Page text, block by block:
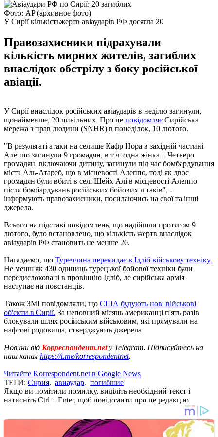
Фото: AP (архивное фото)
У Сирії кількістьжертв авіаударів РФ досягла 20
Правозахисники підрахували
кількість мирних жителів, загиблих
внаслідок обстрілу з боку російської
авіації.
У Сирії внаслідок російських авіаударів в неділю загинули,
щонайменше, 20 цивільних. Про це повідомляє Сирійська
мережа з прав людини (SNHR) в понеділок, 10 лютого.
"В результаті атаки на селище Кафр Нора в західній частині
Алеппо загинули 9 громадян, в т.ч. одна жінка... Четверо
громадян, включаючи дитину, загинули під час бомбардування
міста Аль-Атареб, що в місцевості Алеппо, тоді як двоє
громадян були вбиті в селі Шейх Алі в місцевості Алеппо
після бомбардувань російських бойових літаків", -
інформують правозахисники, посилаючись на свої та інші
джерела.
Всього на підставі повідомлень, що надійшли протягом 9
лютого, було встановлено, що кількість жертв внаслідок
авіаударів РФ становить не менше 20.
Нагадаємо, що Туреччина перекидає в Ідліб військову техніку.
Не менш як 430 одиниць турецької бойової техніки були
передислоковані в провінцію Ідліб, де сирійська армія
наступає на повстанців.
Також ЗМІ повідомляли, що США будують нові військові
об'єкти в Сирії. За неповний місяць американці п'ять разів
блокували шлях російським військовим, які прямували на
нафтові родовища, стверджують джерела.
Новини від Корреспондент.net у Telegram. Підписуйтесь на
наш канал https://t.me/korrespondentnet.
Читайте Korrespondent.net в Google News
ТЕГИ: Сирия, авиаудар, погибшие
Якщо ви помітили помилку, виділіть необхідний текст і
натисніть Ctrl + Enter, щоб повідомити про це редакцію.